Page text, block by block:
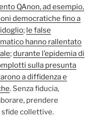
QAnon, ad esempio,
democratiche fino a
; le false
hanno rallentato
;durante l’epidemia di
sulla presunta
a diffidenza e
. Senza fiducia,
prendere
collettive.